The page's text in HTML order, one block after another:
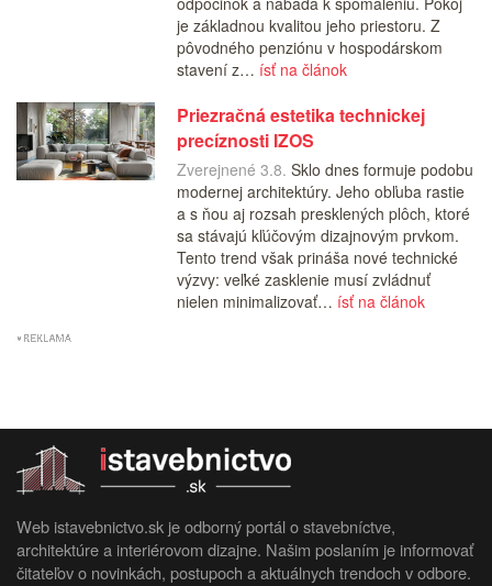
je základnou kvalitou jeho priestoru. Z
pôvodného penziónu v hospodárskom
stavení z… ísť na článok
Priezračná estetika technickej
precíznosti IZOS
Zverejnené 3.8. Sklo dnes formuje podobu
modernej architektúry. Jeho obľuba rastie
a s ňou aj rozsah presklených plôch, ktoré
sa stávajú kľúčovým dizajnovým prvkom.
Tento trend však prináša nové technické
výzvy: veľké zasklenie musí zvládnuť
nielen minimalizovať… ísť na článok
Web istavebnictvo.sk je odborný portál o stavebníctve,
architektúre a interiérovom dizajne. Našim poslaním je informovať
čitateľov o novinkách, postupoch a aktuálnych trendoch v odbore.